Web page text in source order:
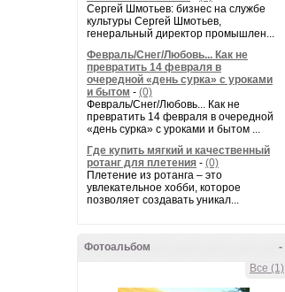
Сергей Шмотьев: бизнес на службе
культуры Сергей Шмотьев,
генеральный директор промышлен...
Февраль/Снег/Любовь... Как не
превратить 14 февраля в
очередной «день сурка» с уроками
и бытом - (0)
Февраль/Снег/Любовь... Как не
превратить 14 февраля в очередной
«день сурка» с уроками и бытом ...
Где купить мягкий и качественный
ротанг для плетения - (0)
Плетение из ротанга – это
увлекательное хобби, которое
позволяет создавать уникал...
-
Фотоальбом
Все (1)